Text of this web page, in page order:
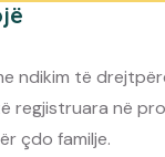
ndikim të
regjistruara në
çdo familje.